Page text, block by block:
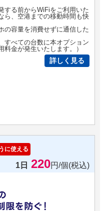
する前からWiFiをご利用いた
ら、空港までの移動時間も快
の容量を消費せずに通信した
すべての台数に本オプション
金が発生いたします。）
詳しく見る
に使える
1日 220円/個(税込)